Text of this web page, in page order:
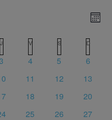
Mois
J V VENDREDISSAMEDI D
0
4
0
5
0
6
0
11
0
12
0
13
0
18
0
19
0
20
0
25
0
26
0
27